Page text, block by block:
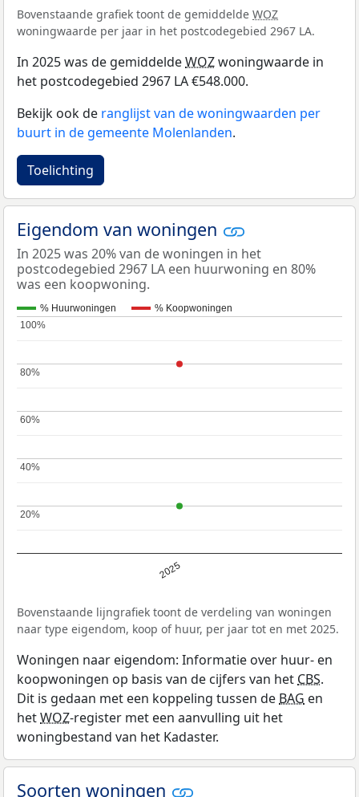
Bovenstaande grafiek toont de gemiddelde WOZ
woningwaarde per jaar in het postcodegebied 2967 LA.
In 2025 was de gemiddeldeWOZwoningwaarde in
het postcodegebied 2967 LA €548.000.
Bekijk ook de ranglijst van de woningwaarden per
buurt in de gemeente Molenlanden.
Toelichting
Eigendom van woningen
In 2025 was 20% van de woningen in het
postcodegebied 2967 LA een huurwoning en 80%
was een koopwoning.
% Huurwoningen % Koopwoningen
2025
20%
20%
40%
40%
60%
60%
80%
80%
100%
100%
Bovenstaande lijngrafiek toont de verdeling van woningen
naar type eigendom, koop of huur, per jaar tot en met 2025.
Woningen naar eigendom: Informatie over huur- en
koopwoningen op basis van de cijfers van het CBS.
Dit is gedaan met een koppeling tussen de BAG en
hetWOZ-register met een aanvulling uit het
woningbestand van het Kadaster.
Soorten woningen